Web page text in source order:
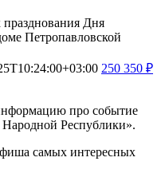
празднования Дня
Петропавловской
250 350 ₽
про событие
Республики».
самых интересных